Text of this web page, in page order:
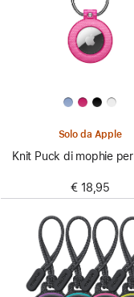
Solo da Apple
Knit Puck di mophie
€ 18,95